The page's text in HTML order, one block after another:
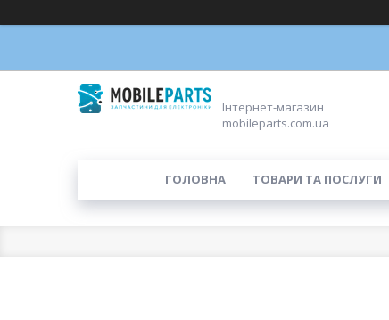
Інтернет-магазин
mobileparts.com.ua
ГОЛОВНА ТОВАРИ ТА ПОСЛУГИ